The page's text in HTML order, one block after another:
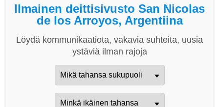
Ilmainen deittisivusto San Nicolas
de los Arroyos, Argentiina
Löydä kommunikaatiota, vakavia suhteita, uusia
ystäviä ilman rajoja